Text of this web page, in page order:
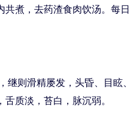
共煮，去药渣食肉饮汤。每日
继则滑精屡发，头昏、目眩、
质淡，苔白，脉沉弱。